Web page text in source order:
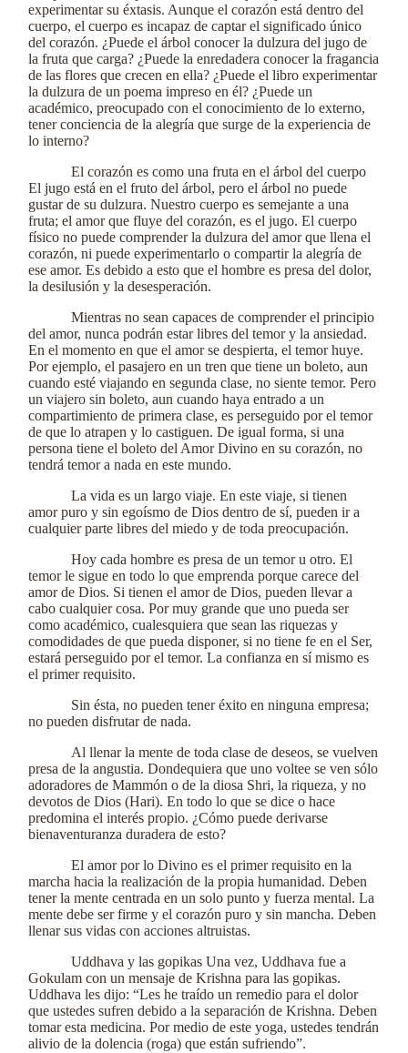
experimentar su éxtasis. Aunque el corazón está dentro del
cuerpo, el cuerpo es incapaz de captar el significado único
del corazón. ¿Puede el árbol conocer la dulzura del jugo de
la fruta que carga? ¿Puede la enredadera conocer la fragancia
de las flores que crecen en ella? ¿Puede el libro experimentar
la dulzura de un poema impreso en él? ¿Puede un
académico, preocupado con el conocimiento de lo externo,
tener conciencia de la alegría que surge de la experiencia de
lo interno?
El corazón es como una fruta en el árbol del cuerpo
El jugo está en el fruto del árbol, pero el árbol no puede
gustar de su dulzura. Nuestro cuerpo es semejante a una
fruta; el amor que fluye del corazón, es el jugo. El cuerpo
físico no puede comprender la dulzura del amor que llena el
corazón, ni puede experimentarlo o compartir la alegría de
ese amor. Es debido a esto que el hombre es presa del dolor,
la desilusión y la desesperación.
Mientras no sean capaces de comprender el principio
del amor, nunca podrán estar libres del temor y la ansiedad.
En el momento en que el amor se despierta, el temor huye.
Por ejemplo, el pasajero en un tren que tiene un boleto, aun
cuando esté viajando en segunda clase, no siente temor. Pero
un viajero sin boleto, aun cuando haya entrado a un
compartimiento de primera clase, es perseguido por el temor
de que lo atrapen y lo castiguen. De igual forma, si una
persona tiene el boleto del Amor Divino en su corazón, no
tendrá temor a nada en este mundo.
La vida es un largo viaje. En este viaje, si tienen
amor puro y sin egoísmo de Dios dentro de sí, pueden ir a
cualquier parte libres del miedo y de toda preocupación.
Hoy cada hombre es presa de un temor u otro. El
temor le sigue en todo lo que emprenda porque carece del
amor de Dios. Si tienen el amor de Dios, pueden llevar a
cabo cualquier cosa. Por muy grande que uno pueda ser
como académico, cualesquiera que sean las riquezas y
comodidades de que pueda disponer, si no tiene fe en el Ser,
estará perseguido por el temor. La confianza en sí mismo es
el primer requisito.
Sin ésta, no pueden tener éxito en ninguna empresa;
no pueden disfrutar de nada.
Al llenar la mente de toda clase de deseos, se vuelven
presa de la angustia. Dondequiera que uno voltee se ven sólo
adoradores de Mammón o de la diosa Shri, la riqueza, y no
devotos de Dios (Hari). En todo lo que se dice o hace
predomina el interés propio. ¿Cómo puede derivarse
bienaventuranza duradera de esto?
El amor por lo Divino es el primer requisito en la
marcha hacia la realización de la propia humanidad. Deben
tener la mente centrada en un solo punto y fuerza mental. La
mente debe ser firme y el corazón puro y sin mancha. Deben
llenar sus vidas con acciones altruistas.
Uddhava y las gopikas Una vez, Uddhava fue a
Gokulam con un mensaje de Krishna para las gopikas.
Uddhava les dijo: “Les he traído un remedio para el dolor
que ustedes sufren debido a la separación de Krishna. Deben
tomar esta medicina. Por medio de este yoga, ustedes tendrán
alivio de la dolencia (roga) que están sufriendo”.